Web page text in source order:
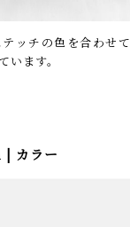
ッチの色を合わせ
います。
カラー